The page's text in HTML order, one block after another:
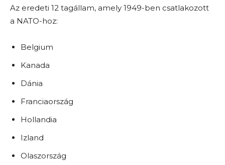
Az eredeti 12 tagállam, amely 1949-ben csatlakozott
a NATO-hoz:
Belgium
Kanada
Dánia
Franciaország
Hollandia
Izland
Olaszország